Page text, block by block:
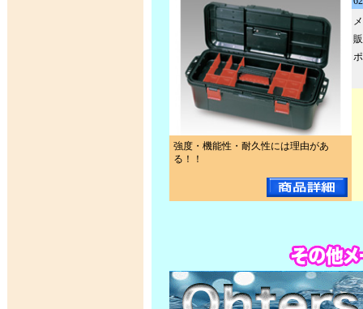
強度・機能性・耐久性には理由があ
る！！